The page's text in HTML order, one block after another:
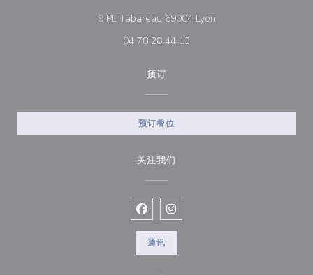
9 Pl. Tabareau 69004 Lyon((在新窗口中打开))
04 78 28 44 13
预订
预订餐位
关注我们
Facebook ((在新窗口中打开))
Instagram ((在新窗口中打开))
通讯